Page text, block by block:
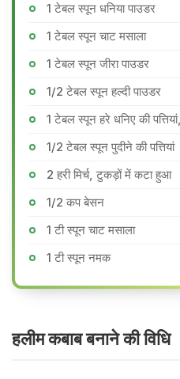
1 टेबल स्पून धनिया पाउडर
1 टेबल स्पून चाट मसाला
1 टेबल स्पून जीरा पाउडर
1/2 टेबल स्पून हल्दी पाउडर
1 टेबल स्पून हरे​ धनिए की
1/2 टेबल स्पून पुदीने की पत्तियां
2 हरी मिर्च, टुकड़ों में कटा हुआ
1/2 कप बेसन
1 टी स्पून चाट मसाला
1 टी स्पून नमक
हलीम कबाब बनाने की वि​धि